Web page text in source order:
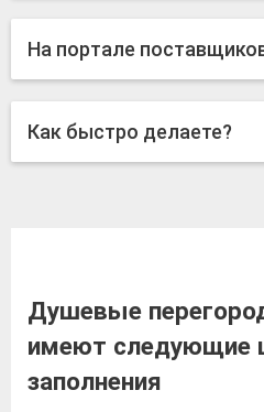
На портале
Как быстро делаете?
Душевые
имеют следующие
заполнения